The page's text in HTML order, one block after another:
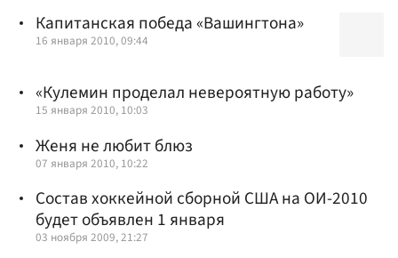
Капитанская победа «Вашингтона»
16 января 2010, 09:44
«Кулемин проделал невероятную работу»
15 января 2010, 10:03
Женя не любит блюз
07 января 2010, 10:22
Состав хоккейной сборной США на ОИ-2010
будет объявлен 1 января
03 ноября 2009, 21:27